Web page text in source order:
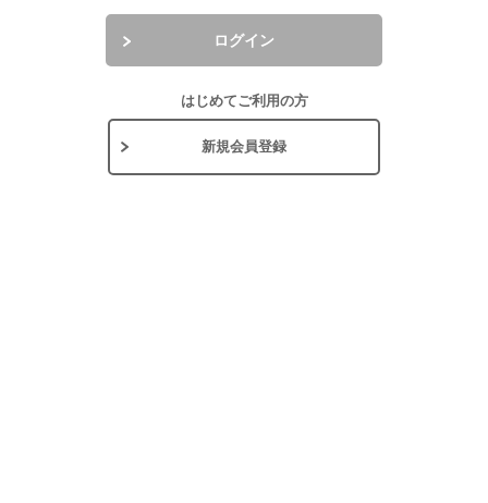
ログイン
はじめてご利用の方
新規会員登録